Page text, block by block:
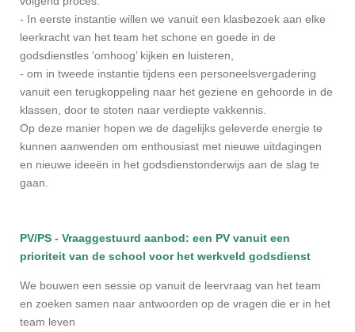
- In eerste instantie willen we vanuit een klasbezoek aan elke
leerkracht van het team het schone en goede in de
godsdienstles ‘omhoog’ kijken en luisteren,
- om in tweede instantie tijdens een personeelsvergadering
vanuit een terugkoppeling naar het geziene en gehoorde in de
klassen, door te stoten naar verdiepte vakkennis.
Op deze manier hopen we de dagelijks geleverde energie te
kunnen aanwenden om enthousiast met nieuwe uitdagingen
en nieuwe ideeën in het godsdienstonderwijs aan de slag te
gaan.
PV/PS - Vraaggestuurd aanbod: een PV vanuit een
prioriteit van de school voor het werkveld godsdienst
We bouwen een sessie op vanuit de leervraag van het team
en zoeken samen naar antwoorden op de vragen die er in het
team leven